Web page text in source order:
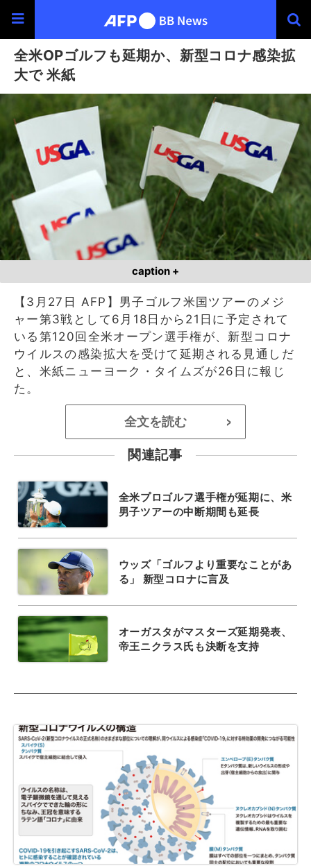
全米OPゴルフも延期か、新型コロナ感染拡
大で 米紙
caption +
【3月27日 AFP】男子ゴルフ米国ツアーのメジ
ャー第3戦として6月18日から21日に予定されて
いる第120回全米オープン選手権が、新型コロナ
ウイルスの感染拡大を受けて延期される見通しだ
と、米紙ニューヨーク・タイムズが26日に報じ
た。
全文を読む >
関連記事
全米プロゴルフ選手権が延期に、米
男子ツアーの中断期間も延長
ウッズ「ゴルフより重要なことがあ
る」 新型コロナに言及
オーガスタがマスターズ延期発表、
帝王ニクラス氏も決断を支持